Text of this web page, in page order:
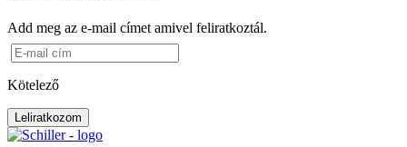
Add meg az e-mail címet amivel feliratkoztál.
Kötelező
Leliratkozom